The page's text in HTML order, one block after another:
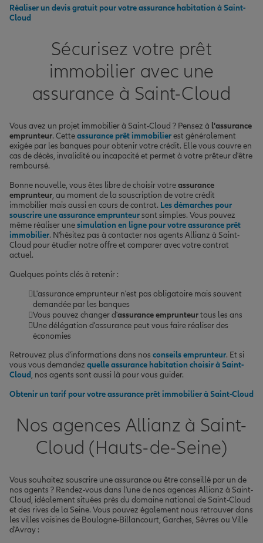
Réaliser un devis gratuit pour votre assurance habitation à Saint-
Cloud
Sécurisez votre prêt
immobilier avec une
assurance à Saint-Cloud
Vous avez un projet immobilier à Saint-Cloud ? Pensez à l'assurance
emprunteur. Cetteassurance prêt immobilierest généralement
exigée par les banques pour obtenir votre crédit. Elle vous couvre en
cas de décès, invalidité ou incapacité et permet à votre prêteur d'être
remboursé.
Bonne nouvelle, vous êtes libre de choisir votreassurance
emprunteur, au moment de la souscription de votre crédit
immobilier mais aussi en cours de contrat. Les démarches pour
souscrire une assurance emprunteursont simples. Vous pouvez
même réaliser unesimulation en ligne pour votre assurance prêt
immobilier. N'hésitez pas à contacter nos agents Allianz à Saint-
Cloud pour étudier notre offre et comparer avec votre contrat
actuel.
Quelques points clés à retenir :
L'assurance emprunteur n'est pas obligatoire mais souvent
demandée par les banques
Vous pouvez changer d'assurance emprunteurtous les ans
Une délégation d'assurance peut vous faire réaliser des
économies
Retrouvez plus d'informations dans nos conseils emprunteur. Et si
vous vous demandez quelle assurance habitation choisir à Saint-
Cloud, nos agents sont aussi là pour vous guider.
Obtenir un tarif pour votre assurance prêt immobilier à Saint-Cloud
Nos agences Allianz à Saint-
Cloud (Hauts-de-Seine)
Vous souhaitez souscrire une assurance ou être conseillé par un de
nos agents ? Rendez-vous dans l'une de nos agences Allianz à Saint-
Cloud, idéalement situées près du domaine national de Saint-Cloud
et des rives de la Seine. Vous pouvez également nous retrouver dans
les villes voisines de Boulogne-Billancourt, Garches, Sèvres ou Ville
d'Avray :